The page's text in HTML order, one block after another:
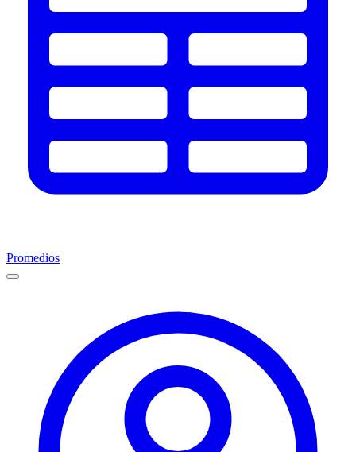
Promedios